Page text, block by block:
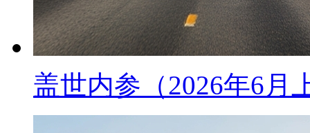
盖世内参（2026年6月